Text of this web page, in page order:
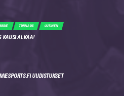
TURNAUS UUTINEN
KAUSI ALKAA!
UUDISTUKSET